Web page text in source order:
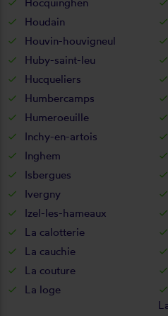
Houdain
Houvin-houvigneul
Huby-saint-leu
Hucqueliers
Humbercamps
Humeroeuille
Inchy-en-artois
Inghem
Isbergues
Ivergny
Izel-les-hameaux
La calotterie
La cauchie
La couture
La loge